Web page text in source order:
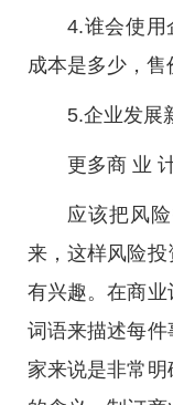
4.谁会使用
成本是多少，售
5.企业发展
更多商 业
应该把风
来，这样风险
有兴趣。在商
词语来描述每
家来说是非常